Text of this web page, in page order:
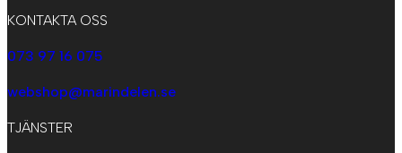
KONTAKTA OSS
073 97 16 075
webshop@marindelen.se
TJÄNSTER